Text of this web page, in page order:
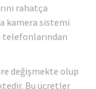
rahatça
kamera sistemi
telefonlarından
değişmekte olup
Bu ücretler